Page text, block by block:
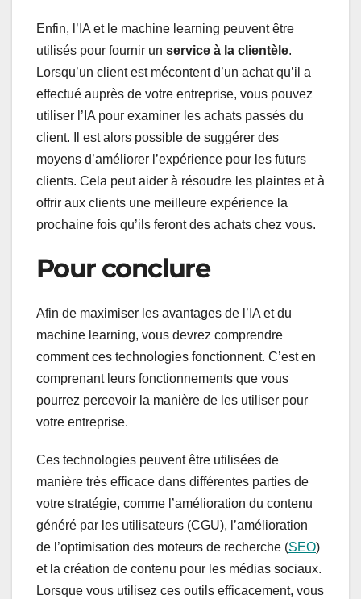
Enfin, l’IA et le machine learning peuvent être
utilisés pour fournir un service à la clientèle.
Lorsqu’un client est mécontent d’un achat qu’il a
effectué auprès de votre entreprise, vous pouvez
utiliser l’IA pour examiner les achats passés du
client. Il est alors possible de suggérer des
moyens d’améliorer l’expérience pour les futurs
clients. Cela peut aider à résoudre les plaintes et à
offrir aux clients une meilleure expérience la
prochaine fois qu’ils feront des achats chez vous.
Pour conclure
Afin de maximiser les avantages de l’IA et du
machine learning, vous devrez comprendre
comment ces technologies fonctionnent. C’est en
comprenant leurs fonctionnements que vous
pourrez percevoir la manière de les utiliser pour
votre entreprise.
Ces technologies peuvent être utilisées de
manière très efficace dans différentes parties de
votre stratégie, comme l’amélioration du contenu
généré par les utilisateurs (CGU), l’amélioration
de l’optimisation des moteurs de recherche (SEO)
et la création de contenu pour les médias sociaux.
Lorsque vous utilisez ces outils efficacement, vous